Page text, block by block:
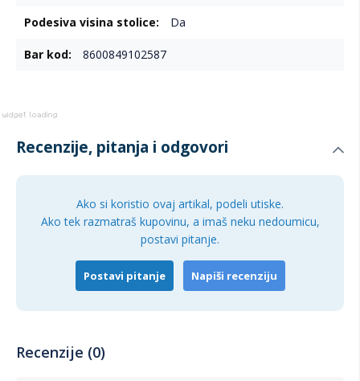
sedenje Stolica je napravljena tako da podrži tvoje telo i
vizuelni efekat koji upotpunjuje ceo gejmerski ambijent.
Da
8600849102587
Recenzije, pitanja i odgovori
Ako si koristio ovaj artikal, podeli utiske.
Ako tek razmatraš kupovinu, a imaš neku nedoumicu,
postavi pitanje.
Postavi pitanje Napiši recenziju
Recenzije (0)